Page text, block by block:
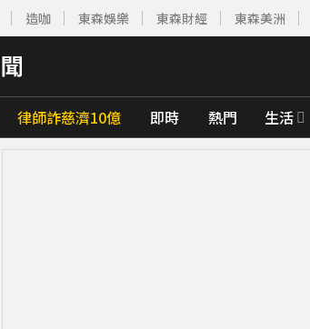
造咖 東森娛樂 東森財經 東森美洲
律師詐慈濟10億 即時 熱門 生活